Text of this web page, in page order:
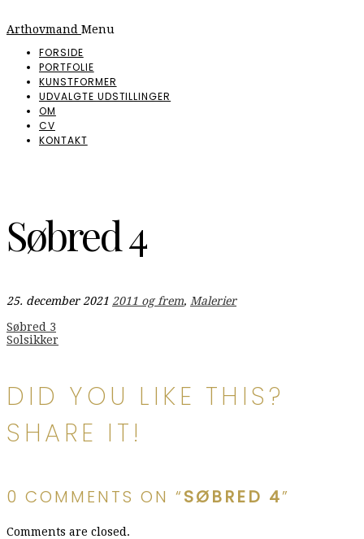
Arthovmand Menu
FORSIDE
PORTFOLIE
KUNSTFORMER
UDVALGTE UDSTILLINGER
OM
CV
KONTAKT
Søbred 4
25. december 2021 2011 og frem, Malerier
Indlægsnavigation
Søbred 3
Solsikker
DID YOU LIKE THIS?
SHARE IT!
0 COMMENTS ON “SØBRED 4”
Comments are closed.